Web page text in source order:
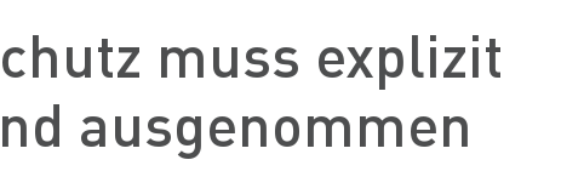
muss explizit
ausgenommen